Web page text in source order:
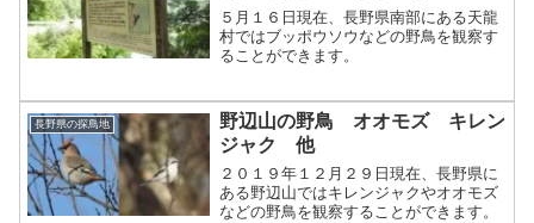
５月１６日現在、長野県南部にある天龍
村ではブッポウソウなどの野鳥を観察す
ることができます。
長野県の探鳥地
野辺山の野鳥 オオモズ キレン
ジャク 他
２０１９年１２月２９日現在、長野県に
ある野辺山ではキレンジャクやオオモズ
などの野鳥を観察することができます。